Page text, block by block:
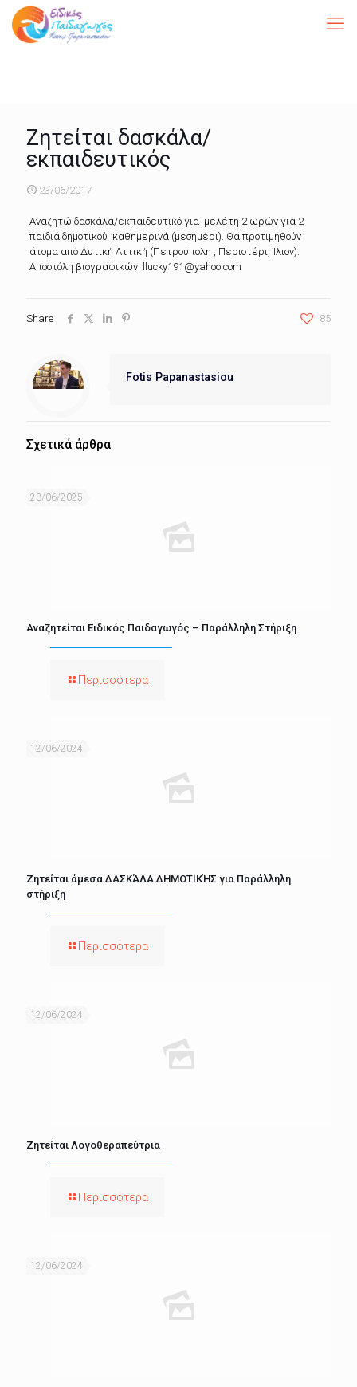
Ζητείται δασκάλα/
εκπαιδευτικός
23/06/2017
Αναζητώ δασκάλα/εκπαιδευτικό για μελέτη 2 ωρών για 2
παιδιά δημοτικού καθημερινά (μεσημέρι). Θα προτιμηθούν
άτομα από Δυτική Αττική (Πετρούπολη , Περιστέρι, Ίλιον).
Αποστόλη βιογραφικών llucky191@yahoo.com
Share 85
Fotis Papanastasiou
Σχετικά άρθρα
23/06/2025
Αναζητείται Ειδικός Παιδαγωγός – Παράλληλη Στήριξη
Περισσότερα
12/06/2024
Ζητείται άμεσα ΔΑΣΚΆΛΑ ΔΗΜΟΤΙΚΉΣ για Παράλληλη
στήριξη
Περισσότερα
12/06/2024
Ζητείται Λογοθεραπεύτρια
Περισσότερα
12/06/2024